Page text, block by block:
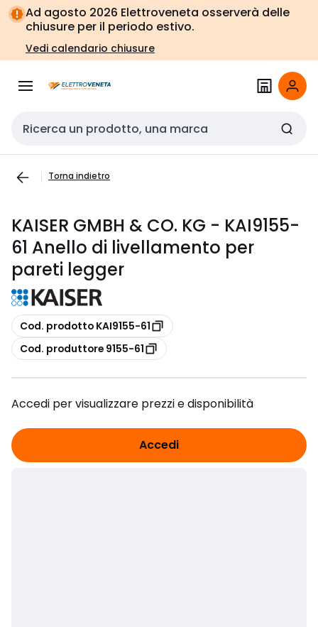
Vai alla
navigazione
Vai
alla
pagina
Ad agosto 2026 Elettroveneta osserverà delle
chiusure per il periodo estivo.
Vedi calendario chiusure
Cerca input
Torna indietro
KAISER GMBH & CO. KG - KAI9155-
61 Anello di livellamento per
pareti legger
copia
Cod. prodotto KAI9155-61
copia
Cod. produttore 9155-61
Accedi per visualizzare prezzi e disponibilità
Accedi